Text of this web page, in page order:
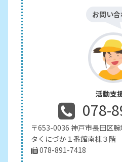
お問い
活動支
078-
〒653-0036 神戸市長田区
タくにづか１番館南棟３階
078-891-7418